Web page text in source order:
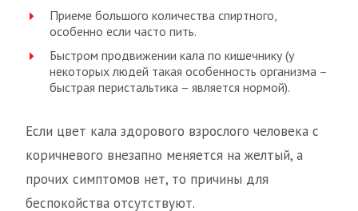
Приеме большого количества спиртного,
особенно если часто пить.
Быстром продвижении кала по кишечнику (у
некоторых людей такая особенность организма –
быстрая перистальтика – является нормой).
Если цвет кала здорового взрослого человека с
коричневого внезапно меняется на желтый, а
прочих симптомов нет, то причины для
беспокойства отсутствуют.